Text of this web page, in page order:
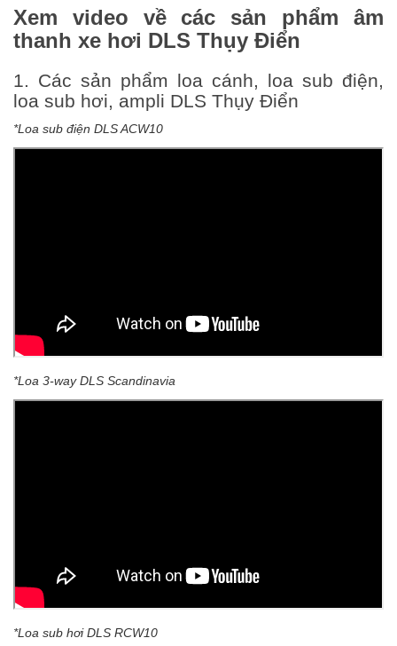
Xem video về các sản phẩm âm
thanh xe hơi DLS Thụy Điển
1. Các sản phẩm loa cánh, loa sub điện,
loa sub hơi, ampli DLS Thụy Điển
*Loa sub điện DLS ACW10
*Loa 3-way DLS Scandinavia
*Loa sub hơi DLS RCW10